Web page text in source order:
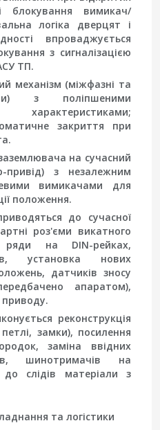
блокування вимикач/
логіка дверцят і
впроваджується
з сигналізацією
ТП.
механізм (міжфазні та
з поліпшеними
закриття при
на сучасний
з незалежним
вимикачами для
положення.
до сучасної
роз'єми викатного
ряди на DIN-рейках,
установка нових
датчиків зносу
апаратом),
приводу.
реконструкція
замки), посилення
заміна ввідних
шинотримачів на
до слідів матеріали з
та логістики